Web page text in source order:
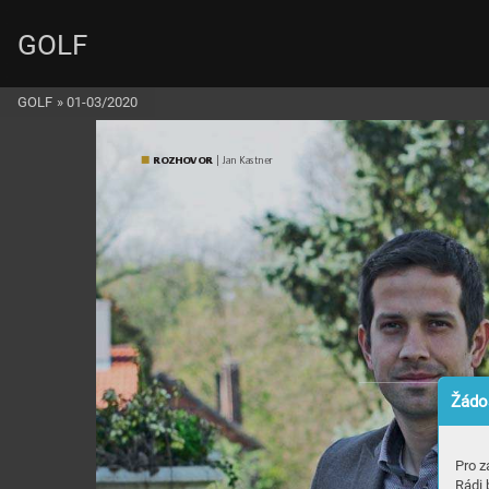
Pro
Rádi
ROZHOVOR | Jan Kastner
GOLF
GOLF » 01-03/2020